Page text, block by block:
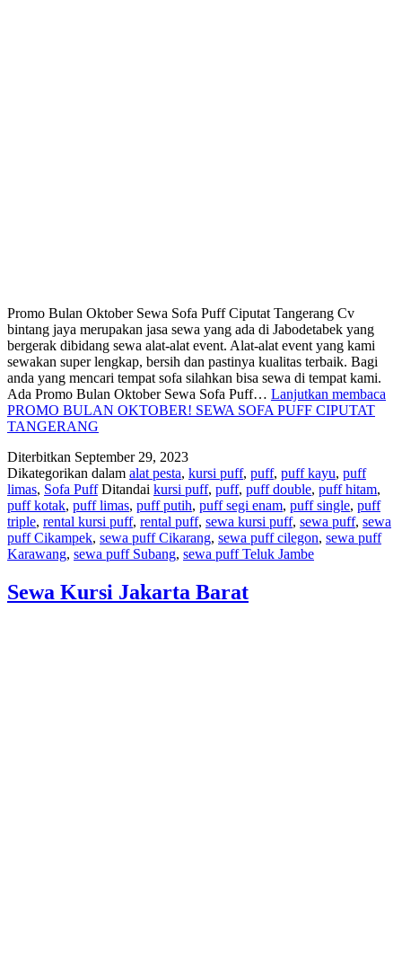
Promo Bulan Oktober Sewa Sofa Puff Ciputat Tangerang Cv
bintang jaya merupakan jasa sewa yang ada di Jabodetabek yang
bergerak dibidang sewa alat-alat event. Alat-alat event yang kami
sewakan super lengkap, bersih dan pastinya kualitas terbaik. Bagi
anda yang mencari tempat sofa silahkan bisa sewa di tempat kami.
Ada Promo Bulan Oktober Sewa Sofa Puff… Lanjutkan membaca
PROMO BULAN OKTOBER! SEWA SOFA PUFF CIPUTAT
TANGERANG
Diterbitkan September 29, 2023
Dikategorikan dalam alat pesta, kursi puff, puff, puff kayu, puff
limas, Sofa Puff Ditandai kursi puff, puff, puff double, puff hitam,
puff kotak, puff limas, puff putih, puff segi enam, puff single, puff
triple, rental kursi puff, rental puff, sewa kursi puff, sewa puff, sewa
puff Cikampek, sewa puff Cikarang, sewa puff cilegon, sewa puff
Karawang, sewa puff Subang, sewa puff Teluk Jambe
Sewa Kursi Jakarta Barat